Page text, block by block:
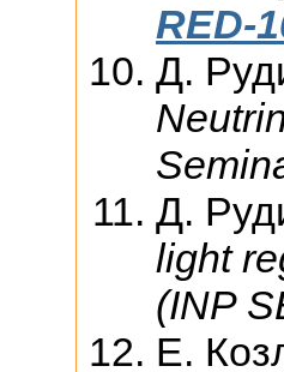
RED-
Д.
Д.
light
(INP
Е.